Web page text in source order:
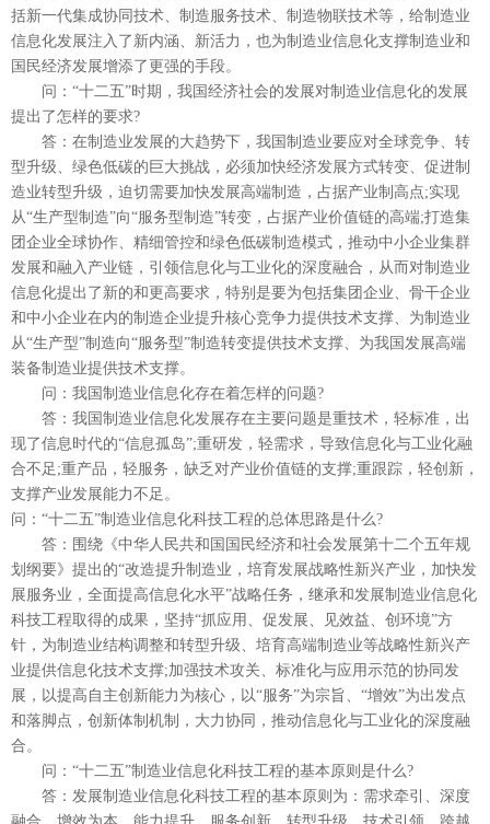
括新一代集成协同技术、制造服务技术、制造物联技术等，给制造业
信息化发展注入了新内涵、新活力，也为制造业信息化支撑制造业和
国民经济发展增添了更强的手段。
问：“十二五”时期，我国经济社会的发展对制造业信息化的发展
提出了怎样的要求?
答：在制造业发展的大趋势下，我国制造业要应对全球竞争、转
型升级、绿色低碳的巨大挑战，必须加快经济发展方式转变、促进制
造业转型升级，迫切需要加快发展高端制造，占据产业制高点;实现
从“生产型制造”向“服务型制造”转变，占据产业价值链的高端;打造集
团企业全球协作、精细管控和绿色低碳制造模式，推动中小企业集群
发展和融入产业链，引领信息化与工业化的深度融合，从而对制造业
信息化提出了新的和更高要求，特别是要为包括集团企业、骨干企业
和中小企业在内的制造企业提升核心竞争力提供技术支撑、为制造业
从“生产型”制造向“服务型”制造转变提供技术支撑、为我国发展高端
装备制造业提供技术支撑。
问：我国制造业信息化存在着怎样的问题?
答：我国制造业信息化发展存在主要问题是重技术，轻标准，出
现了信息时代的“信息孤岛”;重研发，轻需求，导致信息化与工业化融
合不足;重产品，轻服务，缺乏对产业价值链的支撑;重跟踪，轻创新，
支撑产业发展能力不足。
问：“十二五”制造业信息化科技工程的总体思路是什么?
答：围绕《中华人民共和国国民经济和社会发展第十二个五年规
划纲要》提出的“改造提升制造业，培育发展战略性新兴产业，加快发
展服务业，全面提高信息化水平”战略任务，继承和发展制造业信息化
科技工程取得的成果，坚持“抓应用、促发展、见效益、创环境”方
针，为制造业结构调整和转型升级、培育高端制造业等战略性新兴产
业提供信息化技术支撑;加强技术攻关、标准化与应用示范的协同发
展，以提高自主创新能力为核心，以“服务”为宗旨、“增效”为出发点
和落脚点，创新体制机制，大力协同，推动信息化与工业化的深度融
合。
问：“十二五”制造业信息化科技工程的基本原则是什么?
答：发展制造业信息化科技工程的基本原则为：需求牵引、深度